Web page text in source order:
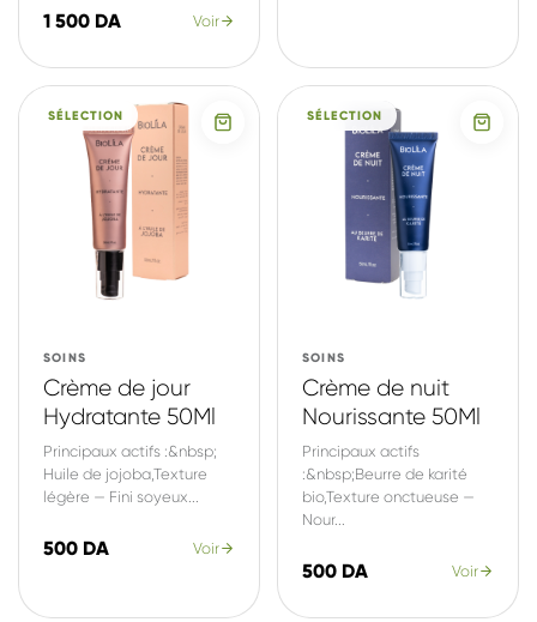
1 500 DA Voir
SÉLECTION
SOINS
Crème de jour
Hydratante 50Ml
Principaux actifs :&nbsp;
Huile de jojoba,Texture
légère — Fini soyeux...
500 DA Voir
SÉLECTION
SOINS
Crème de nuit
Nourissante 50Ml
Principaux actifs
:&nbsp;Beurre de karité
bio,Texture onctueuse —
Nour...
500 DA Voir